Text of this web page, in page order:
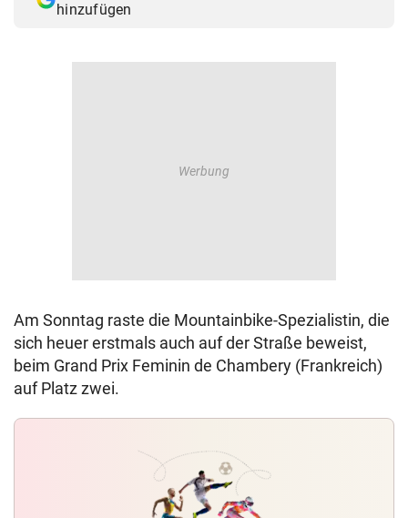
hinzufügen
Am Sonntag raste die Mountainbike-Spezialistin, die
sich heuer erstmals auch auf der Straße beweist,
beim Grand Prix Feminin de Chambery (Frankreich)
auf Platz zwei.